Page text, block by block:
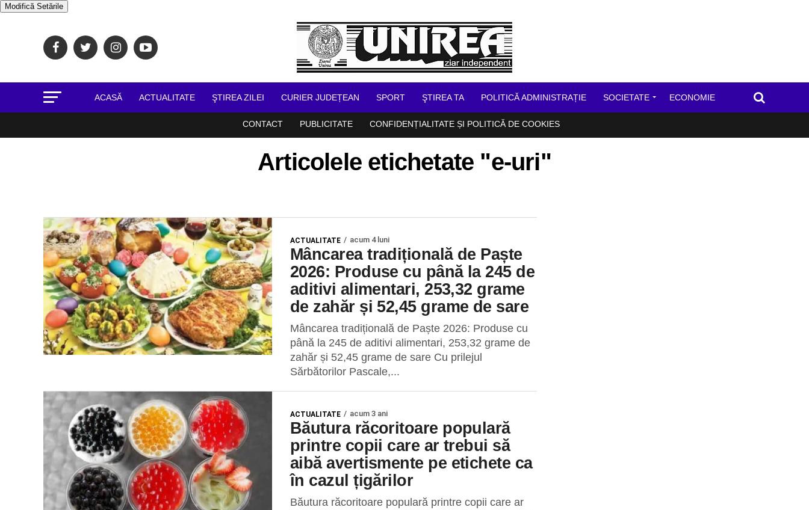
Modifică Setările
ACASĂ ACTUALITATE ŞTIREA ZILEI CURIER JUDEȚEAN SPORT ŞTIREA TA POLITICĂ ADMINISTRAȚIE SOCIETATE ECONOMIE
CONTACT PUBLICITATE CONFIDENȚIALITATE ȘI POLITICĂ DE COOKIES
Articolele etichetate "e-uri"
ACTUALITATE acum 4 luni
Mâncarea tradițională de Paște
2026: Produse cu până la 245 de
aditivi alimentari, 253,32 grame
de zahăr și 52,45 grame de sare
Mâncarea tradițională de Paște 2026: Produse cu
până la 245 de aditivi alimentari, 253,32 grame de
zahăr și 52,45 grame de sare Cu prilejul
Sărbătorilor Pascale,...
ACTUALITATE acum 3 ani
Băutura răcoritoare populară
printre copii care ar trebui să
aibă avertismente pe etichete ca
în cazul țigărilor
Băutura răcoritoare populară printre copii care ar